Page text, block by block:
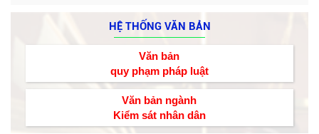
HỆ THỐNG VĂN BẢN
Văn bản
quy phạm pháp luật
Văn bản ngành
Kiểm sát nhân dân